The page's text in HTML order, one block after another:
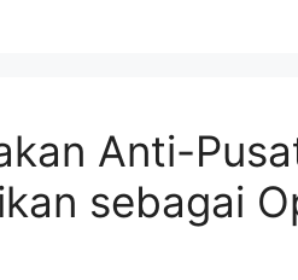
Anti-
sebagai